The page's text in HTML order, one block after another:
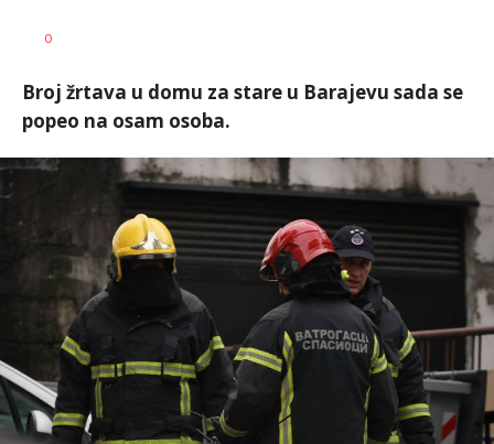
AUTOR
0
Broj žrtava u domu za stare u Barajevu sada se
popeo na osam osoba.